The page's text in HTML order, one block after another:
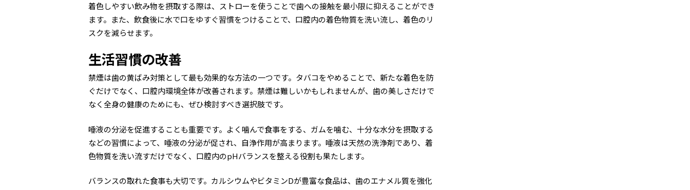
着色しやすい飲み物を摂取する際は、ストローを使うことで歯への接触を最小限に抑えることができ
ます。また、飲食後に水で口をゆすぐ習慣をつけることで、口腔内の着色物質を洗い流し、着色のリ
スクを減らせます。
生活習慣の改善
禁煙は歯の黄ばみ対策として最も効果的な方法の一つです。タバコをやめることで、新たな着色を防
ぐだけでなく、口腔内環境全体が改善されます。禁煙は難しいかもしれませんが、歯の美しさだけで
なく全身の健康のためにも、ぜひ検討すべき選択肢です。
唾液の分泌を促進することも重要です。よく噛んで食事をする、ガムを噛む、十分な水分を摂取する
などの習慣によって、唾液の分泌が促され、自浄作用が高まります。唾液は天然の洗浄剤であり、着
色物質を洗い流すだけでなく、口腔内のpHバランスを整える役割も果たします。
バランスの取れた食事も大切です。カルシウムやビタミンDが豊富な食品は、歯のエナメル質を強化